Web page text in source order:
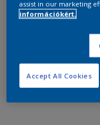
assist in our marketing
információkért.
Accept All Cookies